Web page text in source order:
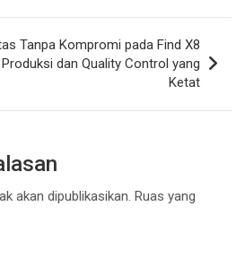
Tanpa Kompromi pada Find X8
dan Quality Control yang
Ketat
akan dipublikasikan. Ruas yang